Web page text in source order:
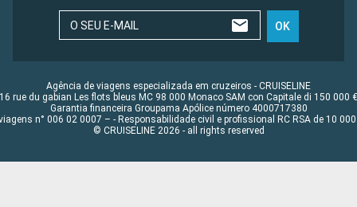
O SEU E-MAIL OK
Agência de viagens especializada em cruzeiros - CRUISELINE
16 rue du gabian Les flots bleus MC 98 000 Monaco SAM con Capitale di 150 000 €
Garantia financeira Groupama Apólice número 4000717380
n° 006 02 0007 – - Responsabilidade civil e profissional RC RSA de 10 000
© CRUISELINE 2026 - all rights reserved